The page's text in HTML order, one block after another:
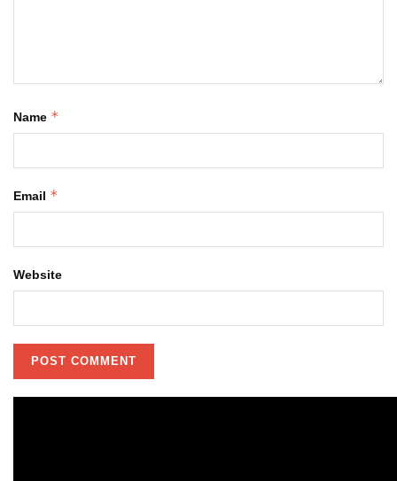
Name *
Email *
Website